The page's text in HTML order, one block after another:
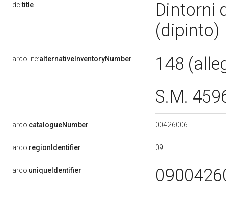
dc:title
Dintorni
(dipinto)
arco-lite:alternativeInventoryNumber
148
S.M.
arco:catalogueNumber 00426006
arco:regionIdentifier 09
arco:uniqueIdentifier